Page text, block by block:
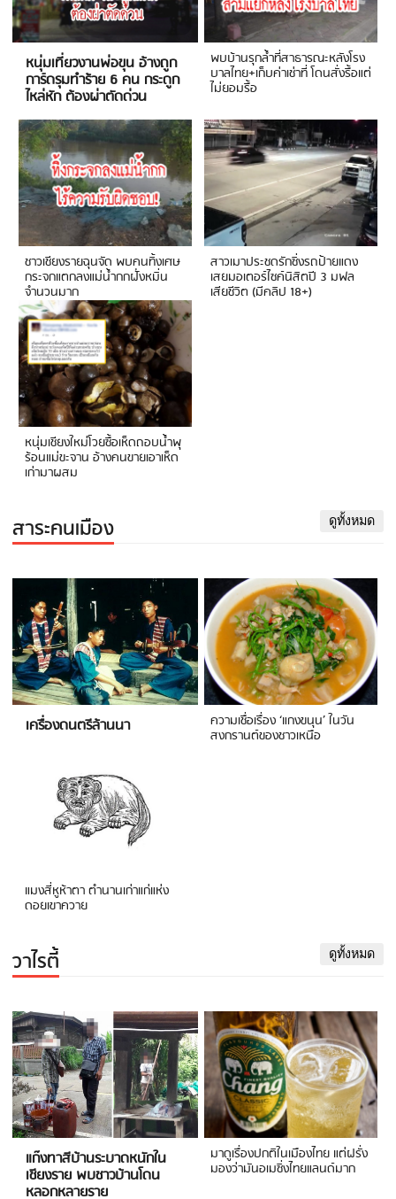
หนุ่มเที่ยวงานพ่อขุน อ้างถูก
การ์ดรุมทำร้าย 6 คน กระดูก
ไหล่หัก ต้องผ่าตัดด่วน
พบบ้านรุกล้ำที่สาธารณะหลังโรง
บาลไทย+เก็บค่าเช่าที่ โดนสั่งรื้อแต่
ไม่ยอมรื้อ
ชาวเชียงรายฉุนจัด พบคนทิ้งเศษ
กระจกแตกลงแม่น้ำกกฝั่งหมิ่น
จำนวนมาก
สาวเมาประชดรักซิ่งรถป้ายแดง
เสยมอเตอร์ไซค์นิสิตปี 3 มฟล
เสียชีวิต (มีคลิป 18+)
หนุ่มเชียงใหม่โวยซื้อเห็ดถอบน้ำพุ
ร้อนแม่ขะจาน อ้างคนขายเอาเห็ด
เก่ามาผสม
สาระคนเมือง ดูทั้งหมด
เครื่องดนตรีล้านนา ความเชื่อเรื่อง ‘แกงขนุน’ ในวัน
สงกรานต์ของชาวเหนือ
แมงสี่หูห้าตา ตำนานเก่าแก่แห่ง
ดอยเขาควาย
วาไรตี้ ดูทั้งหมด
แก๊งทาสีบ้านระบาดหนักใน
เชียงราย พบชาวบ้านโดน
หลอกหลายราย
มาดูเรื่องปกติในเมืองไทย แต่ฝรั่ง
มองว่ามันอเมซิ่งไทยแลนด์มาก